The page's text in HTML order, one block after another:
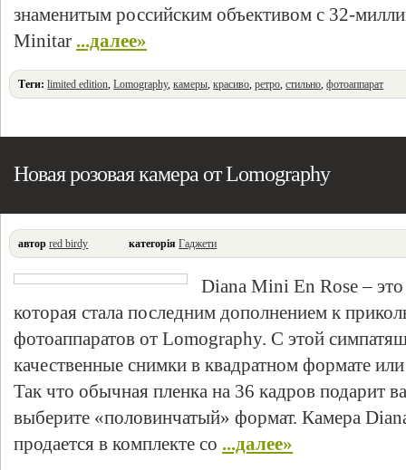
знаменитым российским объективом с 32-
Minitar ...далее»
Теги: limited edition,Lomography,камеры,красиво,ретро,стильно,фотоаппарат
Новая розовая камера от Lomography
автор red birdy категорія Гаджети
Diana Mini En Rose –
которая стала последним дополнением к
фотоаппаратов от Lomography. С этой
качественные снимки в квадратном формате
Так что обычная пленка на 36 кадров подарит
выберите «половинчатый» формат. Камера
продается в комплекте со ...далее»